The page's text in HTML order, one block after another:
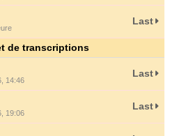
Last
de transcriptions
14:46
Last
19:06
Last